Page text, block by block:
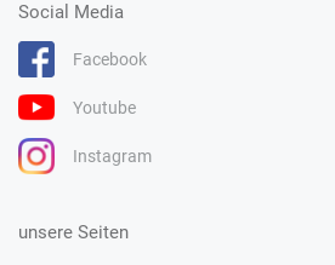
Social Media
Facebook
Youtube
Instagram
unsere Seiten